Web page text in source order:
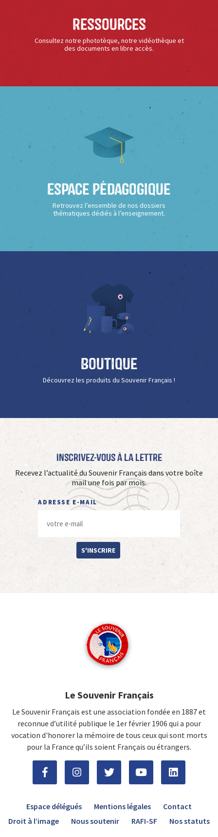
Ressources
Consultez notre phototèque, notre vidéothèque et
des documents en libre accès.
Espace Pédagogique
Retrouvez l’ensemble de nos dossiers
thématiques dédiés à l’enseignement.
Boutique
Découvrez les produits du Souvenir Français !
Inscrivez-vous à La Lettre
Recevez l’actualité du Souvenir Français dans votre boîte
mail une fois par mois.
ADRESSE E-MAIL
S'INSCRIRE
Le Souvenir Français
Le Souvenir Français est une association fondée en 1887 et
reconnue d’utilité publique le 1er février 1906 qui a pour
vocation d'honorer la mémoire de tous ceux qui sont morts
pour la France qu’ils soient Français ou étrangers.
Espace délégués Mentions légales
Contact
Droit à l’image
Nous soutenir RAFI-SF Nos statuts